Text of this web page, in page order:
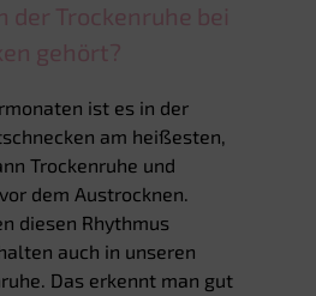
der Trockenruhe bei
gehört?
ist es in der
am heißesten,
Trockenruhe und
dem Austrocknen.
diesen Rhythmus
auch in unseren
Das erkennt man gut